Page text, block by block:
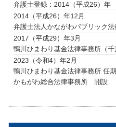
弁護士登録：2014（平成26）年
2014（平成26）年12月
弁護士法人かながわパブリック
2017（平成29）年3月
鴨川ひまわり基金法律事務所（
2023（令和4）年2月
鴨川ひまわり基金法律事務所 任
かもがわ総合法律事務所 開設